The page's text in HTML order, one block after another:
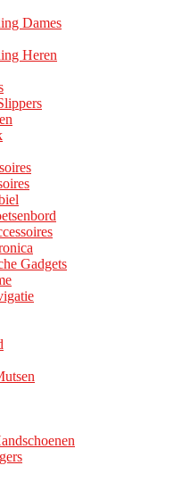
Dames
Heren
Gadgets